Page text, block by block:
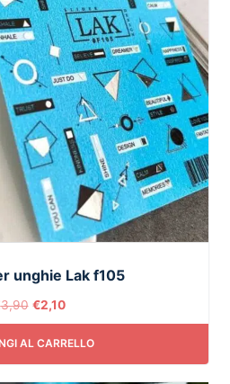
unghie Lak f105
3,90 €2,10
AL CARRELLO